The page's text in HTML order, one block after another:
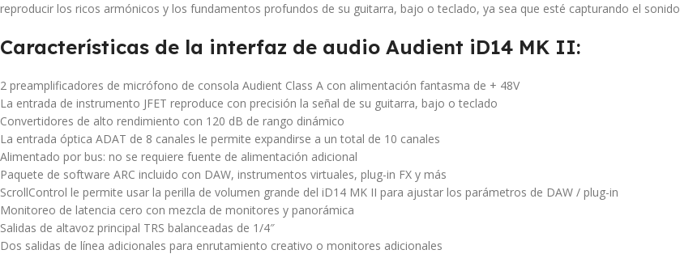
reproducir los ricos armónicos y los fundamentos profundos de su guitarra, bajo o teclado, ya sea que esté capturando el sonido
Características de la interfaz de audio Audient iD14 MK II:
2 preamplificadores de micrófono de consola Audient Class A con alimentación fantasma de + 48V
La entrada de instrumento JFET reproduce con precisión la señal de su guitarra, bajo o teclado
Convertidores de alto rendimiento con 120 dB de rango dinámico
La entrada óptica ADAT de 8 canales le permite expandirse a un total de 10 canales
Alimentado por bus: no se requiere fuente de alimentación adicional
Paquete de software ARC incluido con DAW, instrumentos virtuales, plug-in FX y más
ScrollControl le permite usar la perilla de volumen grande del iD14 MK II para ajustar los parámetros de DAW / plug-in
Monitoreo de latencia cero con mezcla de monitores y panorámica
Salidas de altavoz principal TRS balanceadas de 1/4″
Dos salidas de línea adicionales para enrutamiento creativo o monitores adicionales